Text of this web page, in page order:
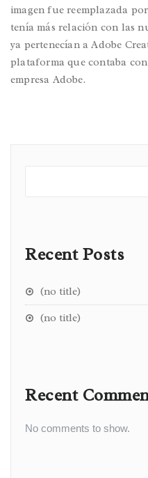
imagen fue reemplazada
tenía más relación con las
ya pertenecían a Adobe
plataforma que contaba
empresa Adobe.
Recent Posts
(no title)
(no title)
Recent
No comments to show.